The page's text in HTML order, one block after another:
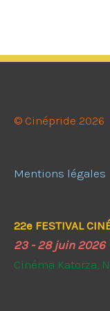
© Cinépride 2026
Mentions légales
22e FESTIVAL
23 - 28 juin 2026
Cinéma Katorza,